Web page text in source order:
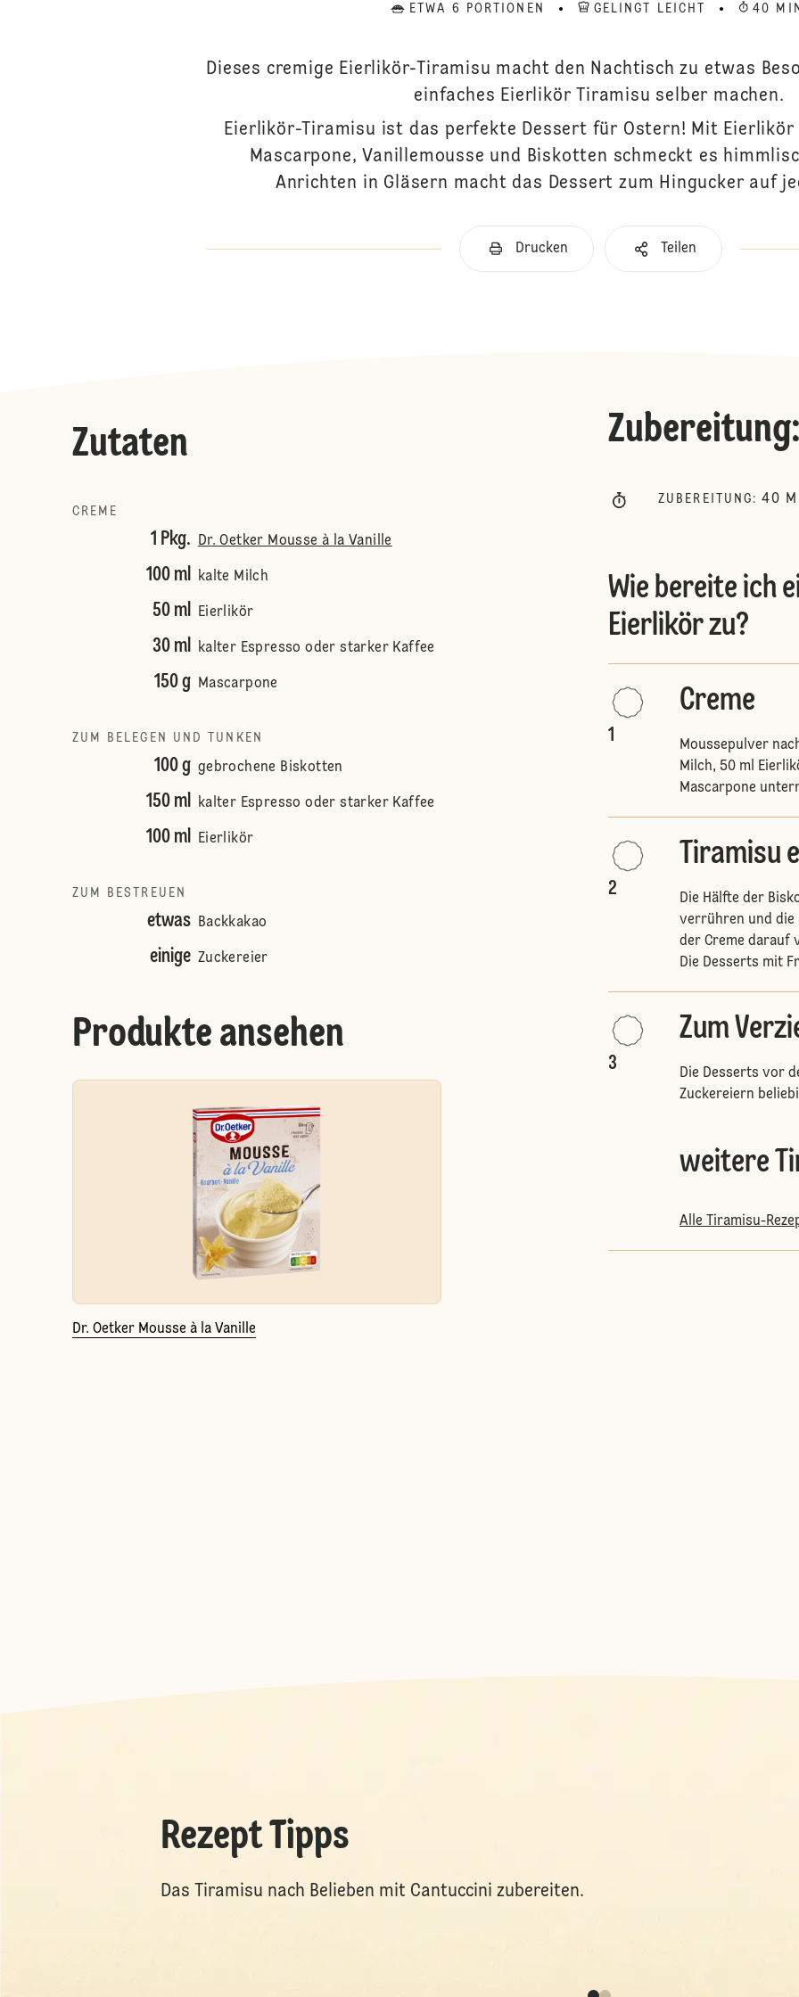
ETWA 6 PORTIONEN GELINGT LEICHT 40
Dieses cremige Eierlikör-Tiramisu macht den Nachtisch zu etwas
einfaches Eierlikör Tiramisu selber machen.
Eierlikör-Tiramisu ist das perfekte Dessert für Ostern! Mit Eierlikör
Mascarpone, Vanillemousse und Biskotten schmeckt es
Anrichten in Gläsern macht das Dessert zum Hingucker auf
Drucken Teilen
Zutaten
CREME
1 Pkg. Dr. Oetker Mousse à la Vanille
100 ml kalte Milch
50 ml Eierlikör
30 ml kalter Espresso oder starker Kaffee
150 g Mascarpone
ZUM BELEGEN UND TUNKEN
100 g gebrochene Biskotten
150 ml kalter Espresso oder starker Kaffee
100 ml Eierlikör
ZUM BESTREUEN
etwas Backkakao
einige Zuckereier
Produkte ansehen
Dr. Oetker Mousse à la Vanille
Zubereitung
ZUBEREITUNG : 40
Wie bereite ich
Eierlikör zu?
1
Creme
Moussepulver
Milch, 50 ml
Mascarpone
2
Tiramisu
Die Hälfte der
verrühren und die
der Creme darauf
Die Desserts mit
3
Zum
Die Desserts vor
Zuckereiern
weitere
Alle Tiramisu-
Rezept Tipps
Das Tiramisu nach Belieben mit Cantuccini zubereiten.